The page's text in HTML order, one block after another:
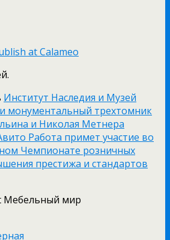
at Calameo
Институт Наследия и Музей
монументальный трехтомник
и Николая Метнера
Работа примет участие во
Чемпионате розничных
престижа и стандартов
Мебельный мир